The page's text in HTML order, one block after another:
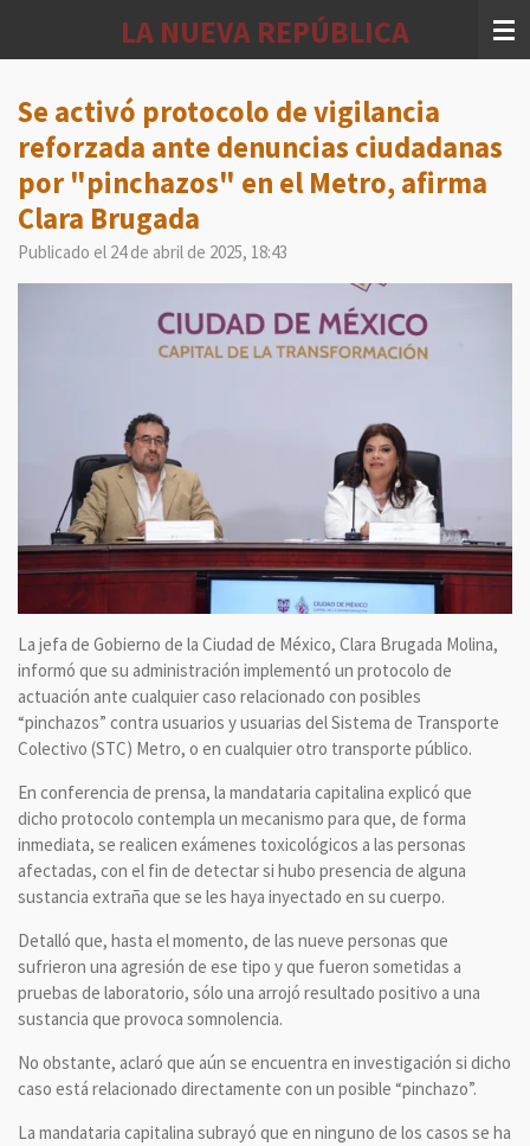
principal
LA NUEVA REPÚBLICA
Se activó protocolo de vigilancia
reforzada ante denuncias ciudadanas
por "pinchazos" en el Metro, afirma
Clara Brugada
Publicado el 24 de abril de 2025, 18:43
La jefa de Gobierno de la Ciudad de México, Clara Brugada Molina,
informó que su administración implementó un protocolo de
actuación ante cualquier caso relacionado con posibles
“pinchazos” contra usuarios y usuarias del Sistema de Transporte
Colectivo (STC) Metro, o en cualquier otro transporte público.
En conferencia de prensa, la mandataria capitalina explicó que
dicho protocolo contempla un mecanismo para que, de forma
inmediata, se realicen exámenes toxicológicos a las personas
afectadas, con el fin de detectar si hubo presencia de alguna
sustancia extraña que se les haya inyectado en su cuerpo.
Detalló que, hasta el momento, de las nueve personas que
sufrieron una agresión de ese tipo y que fueron sometidas a
pruebas de laboratorio, sólo una arrojó resultado positivo a una
sustancia que provoca somnolencia.
No obstante, aclaró que aún se encuentra en investigación si dicho
caso está relacionado directamente con un posible “pinchazo”.
La mandataria capitalina subrayó que en ninguno de los casos se ha